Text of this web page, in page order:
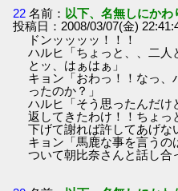
22 名前： 以下、名無しにかわ
投稿日：2008/03/07(金)
ドンッッッッ！！！
ハルヒ「ちょっと、、二人
とッ、はぁはぁ」
キョン「おわっ！！なっ
ったのか？」
ハルヒ「そう思ったんだけ
返してきたわけ！！ちょっ
下げて謝れば許してあげな
キョン「馬鹿な事を言うの
ついて朝比奈さんと話し合